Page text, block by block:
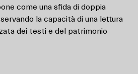
come una sfida di doppia
la capacità di una lettura
dei testi e del patrimonio